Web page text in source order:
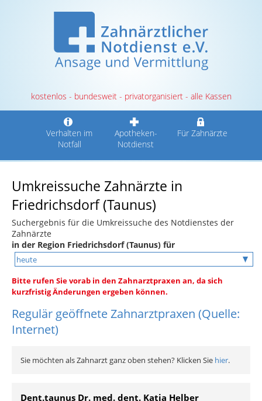
kostenlos - bundesweit - privatorganisiert - alle Kassen
Verhalten im
Notfall
Apotheken-
Notdienst
Für Zahnärzte
Umkreissuche Zahnärzte in
Friedrichsdorf (Taunus)
Suchergebnis für die Umkreissuche des Notdienstes der
Zahnärzte
in der Region Friedrichsdorf (Taunus) für
Bitte rufen Sie vorab in den Zahnarztpraxen an, da sich
kurzfristig Änderungen ergeben können.
Regulär geöffnete Zahnarztpraxen (Quelle:
Internet)
Sie möchten als Zahnarzt ganz oben stehen? Klicken Sie hier.
Dent.taunus Dr. med. dent. Katja Helber